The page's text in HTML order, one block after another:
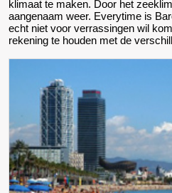
klimaat te maken. Door het
aangenaam weer. Everytime is
echt niet voor verrassingen wil
rekening te houden met de